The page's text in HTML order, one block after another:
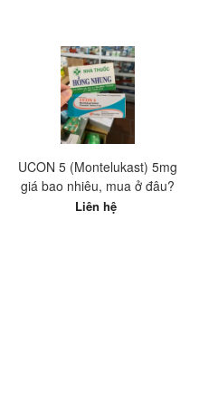
UCON 5 (Montelukast) 5mg
giá bao nhiêu, mua ở đâu?
Liên hệ